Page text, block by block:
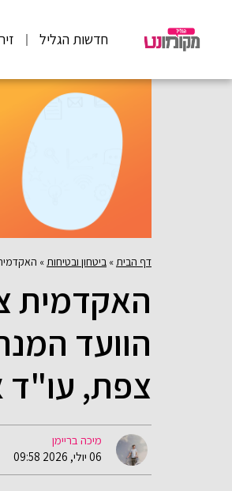
חדשות הגליל
דף הבית » ביטחון ובטיחות »
האקדמית
הוועד
צפת, עו"ד
מיכה בריימן
06 יולי, 2026 09:58